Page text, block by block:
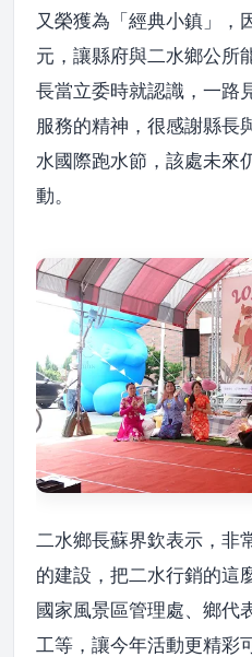
又榮獲為「經典小鎮」，
元，讓縣府與二水鄉公所
長當立委時就認識，一路
服務的精神，很感謝縣長
水國際跑水節，該處未來
動。
二水鄉長蘇界欽表示，非
的建設，把二水行銷的這
國家風景區管理處、鄉代
工等，讓今年活動更精彩